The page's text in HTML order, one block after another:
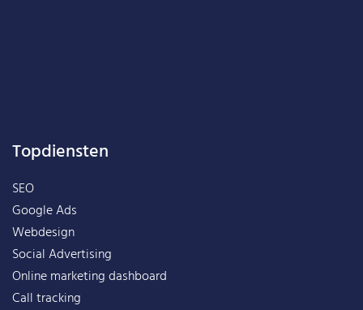
Topdiensten
SEO
Google Ads
Webdesign
Social Advertising
Online marketing dashboard
Call tracking